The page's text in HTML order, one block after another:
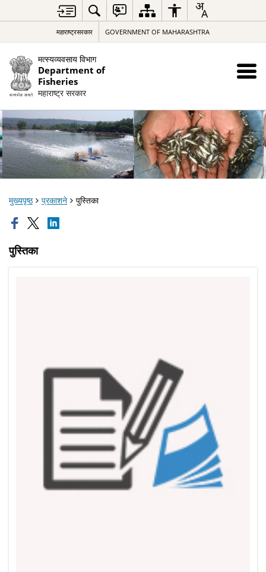
महाराष्ट्रसरकार GOVERNMENT OF MAHARASHTRA
मत्स्यव्यवसाय विभाग
Department of
Fisheries
महाराष्ट्र सरकार
मुख्यपृष्ठ प्रकाशने पुस्तिका
पुस्तिका